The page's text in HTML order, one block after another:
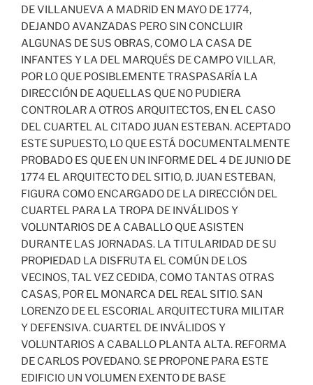
DE VILLANUEVA A MADRID EN MAYO DE 1774,
DEJANDO AVANZADAS PERO SIN CONCLUIR
ALGUNAS DE SUS OBRAS, COMO LA CASA DE
INFANTES Y LA DEL MARQUÉS DE CAMPO VILLAR,
POR LO QUE POSIBLEMENTE TRASPASARÍA LA
DIRECCIÓN DE AQUELLAS QUE NO PUDIERA
CONTROLAR A OTROS ARQUITECTOS, EN EL CASO
DEL CUARTEL AL CITADO JUAN ESTEBAN. ACEPTADO
ESTE SUPUESTO, LO QUE ESTÁ DOCUMENTALMENTE
PROBADO ES QUE EN UN INFORME DEL 4 DE JUNIO DE
1774 EL ARQUITECTO DEL SITIO, D. JUAN ESTEBAN,
FIGURA COMO ENCARGADO DE LA DIRECCIÓN DEL
CUARTEL PARA LA TROPA DE INVÁLIDOS Y
VOLUNTARIOS DE A CABALLO QUE ASISTEN
DURANTE LAS JORNADAS. LA TITULARIDAD DE SU
PROPIEDAD LA DISFRUTA EL COMÚN DE LOS
VECINOS, TAL VEZ CEDIDA, COMO TANTAS OTRAS
CASAS, POR EL MONARCA DEL REAL SITIO. SAN
LORENZO DE EL ESCORIAL ARQUITECTURA MILITAR
Y DEFENSIVA. CUARTEL DE INVÁLIDOS Y
VOLUNTARIOS A CABALLO PLANTA ALTA. REFORMA
DE CARLOS POVEDANO. SE PROPONE PARA ESTE
EDIFICIO UN VOLUMEN EXENTO DE BASE